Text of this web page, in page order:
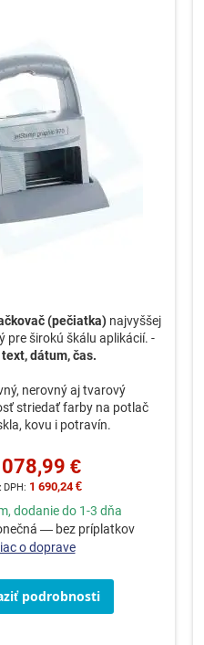
(pečiatka) najvyššej
pre širokú škálu aplikácií. -
text, dátum, čas.
nerovný aj tvarový
striedať farby na potlač
kovu i potravín.
€
1 690,24 €
dodanie do 1-3 dňa
— bez príplatkov
o doprave
podrobnosti